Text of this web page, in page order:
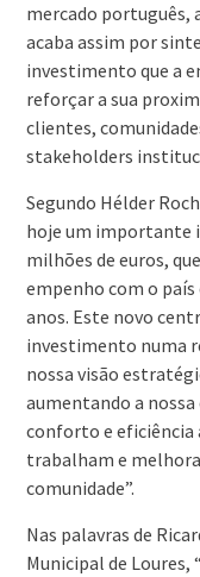
mercado português,
acaba assim por
investimento que a
reforçar a sua
clientes,
stakeholders
Segundo Hélder
hoje um importante
milhões de euros,
empenho com o
anos. Este novo
investimento numa
nossa visão
aumentando a
conforto e eficiência
trabalham e
comunidade”.
Nas palavras de
Municipal de